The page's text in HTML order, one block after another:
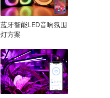
蓝牙智能LED音响氛围
灯方案